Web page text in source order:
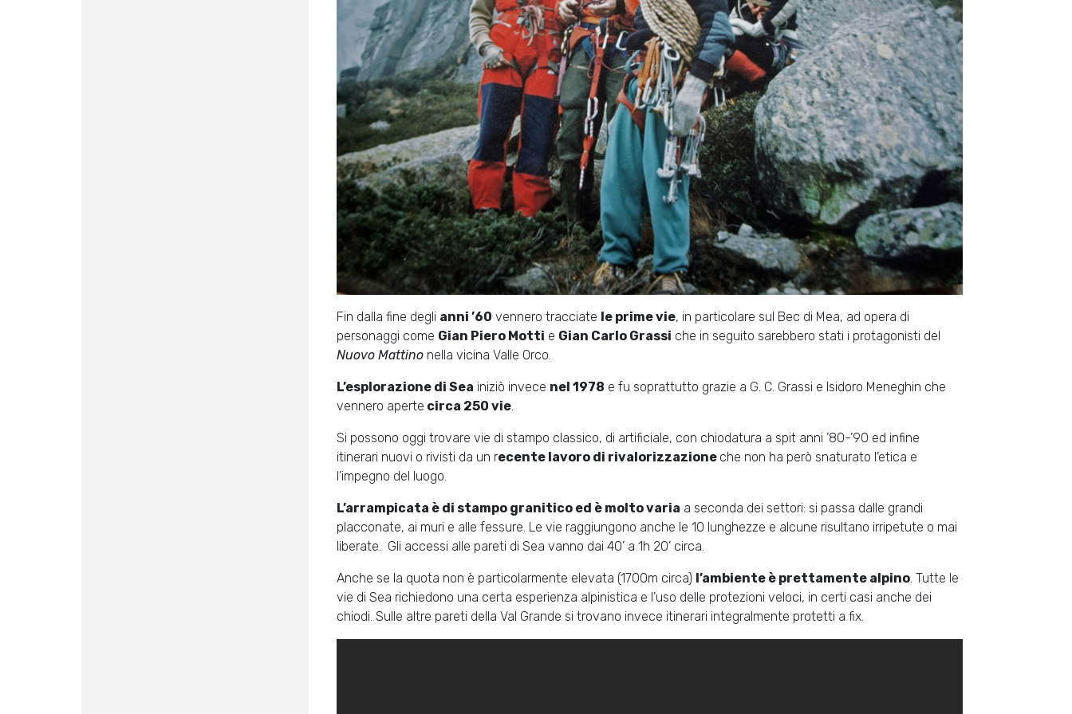
Fin dalla fine degli anni ’60 vennero tracciate le prime vie, in particolare sul Bec di Mea, ad opera di
personaggi come Gian Piero Motti e Gian Carlo Grassi che in seguito sarebbero stati i protagonisti del
Nuovo Mattino nella vicina Valle Orco.
L’esplorazione di Sea iniziò invece nel 1978 e fu soprattutto grazie a G. C. Grassi e Isidoro Meneghin che
vennero aperte circa 250 vie
Si possono oggi trovare vie di stampo classico, di artificiale, con chiodatura a spit anni ’80-’90 ed infine
itinerari nuovi o rivisti da un recente lavoro di rivalorizzazione che non ha però snaturato l’etica e
l’impegno del luogo.
L’arrampicata è di stampo granitico ed è molto varia a seconda dei settori: si passa dalle grandi
placconate, ai muri e alle fessure. Le vie raggiungono anche le 10 lunghezze e alcune risultano irripetute o mai
liberate. Gli accessi alle pareti di Sea vanno dai 40’ a 1h 20’ circa.
Anche se la quota non è particolarmente elevata (1700m circa) l’ambiente è prettamente alpino . Tutte le
vie di Sea richiedono una certa esperienza alpinistica e l’uso delle protezioni veloci, in certi casi anche dei
chiodi. Sulle altre pareti della Val Grande si trovano invece itinerari integralmente protetti a fix.